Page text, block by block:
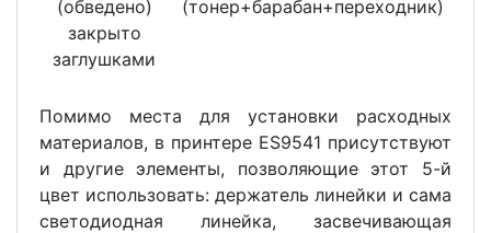
(обведено)
закрыто
заглушками
(тонер+барабан+переходник)
Помимо места для установки расходных
материалов, в принтере ES9541 присутствуют
и другие элементы, позволяющие этот 5-й
цвет использовать: держатель линейки и сама
светодиодная линейка, засвечивающая